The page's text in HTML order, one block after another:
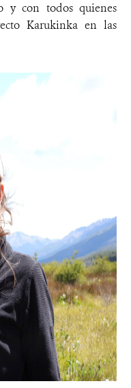
y con todos quienes
Karukinka en las